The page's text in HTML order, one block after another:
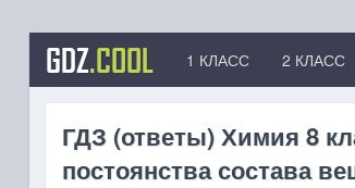
GDZ.COOL 1 КЛАСС 2 КЛАСС
ГДЗ (ответы) Химия 8
постоянства состава